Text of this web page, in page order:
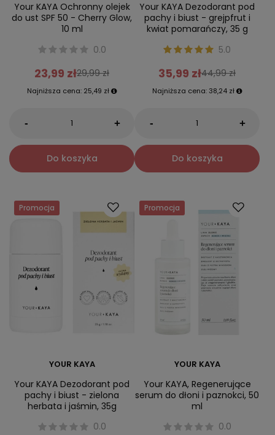
Your KAYA Ochronny olejek
do ust SPF 50 - Cherry Glow,
10 ml
0.0
23,99 zł29,99 zł
Najniższa cena: 25,49 zł
- +
Do koszyka
Your KAYA Dezodorant pod
pachy i biust - grejpfrut i
kwiat pomarańczy, 35 g
5.0
35,99 zł44,99 zł
Najniższa cena: 38,24 zł
- +
Do koszyka
Promocja
YOUR KAYA
Your KAYA Dezodorant pod
pachy i biust - zielona
herbata i jaśmin, 35g
0.0
Promocja
YOUR KAYA
Your KAYA, Regenerujące
serum do dłoni i paznokci, 50
ml
0.0